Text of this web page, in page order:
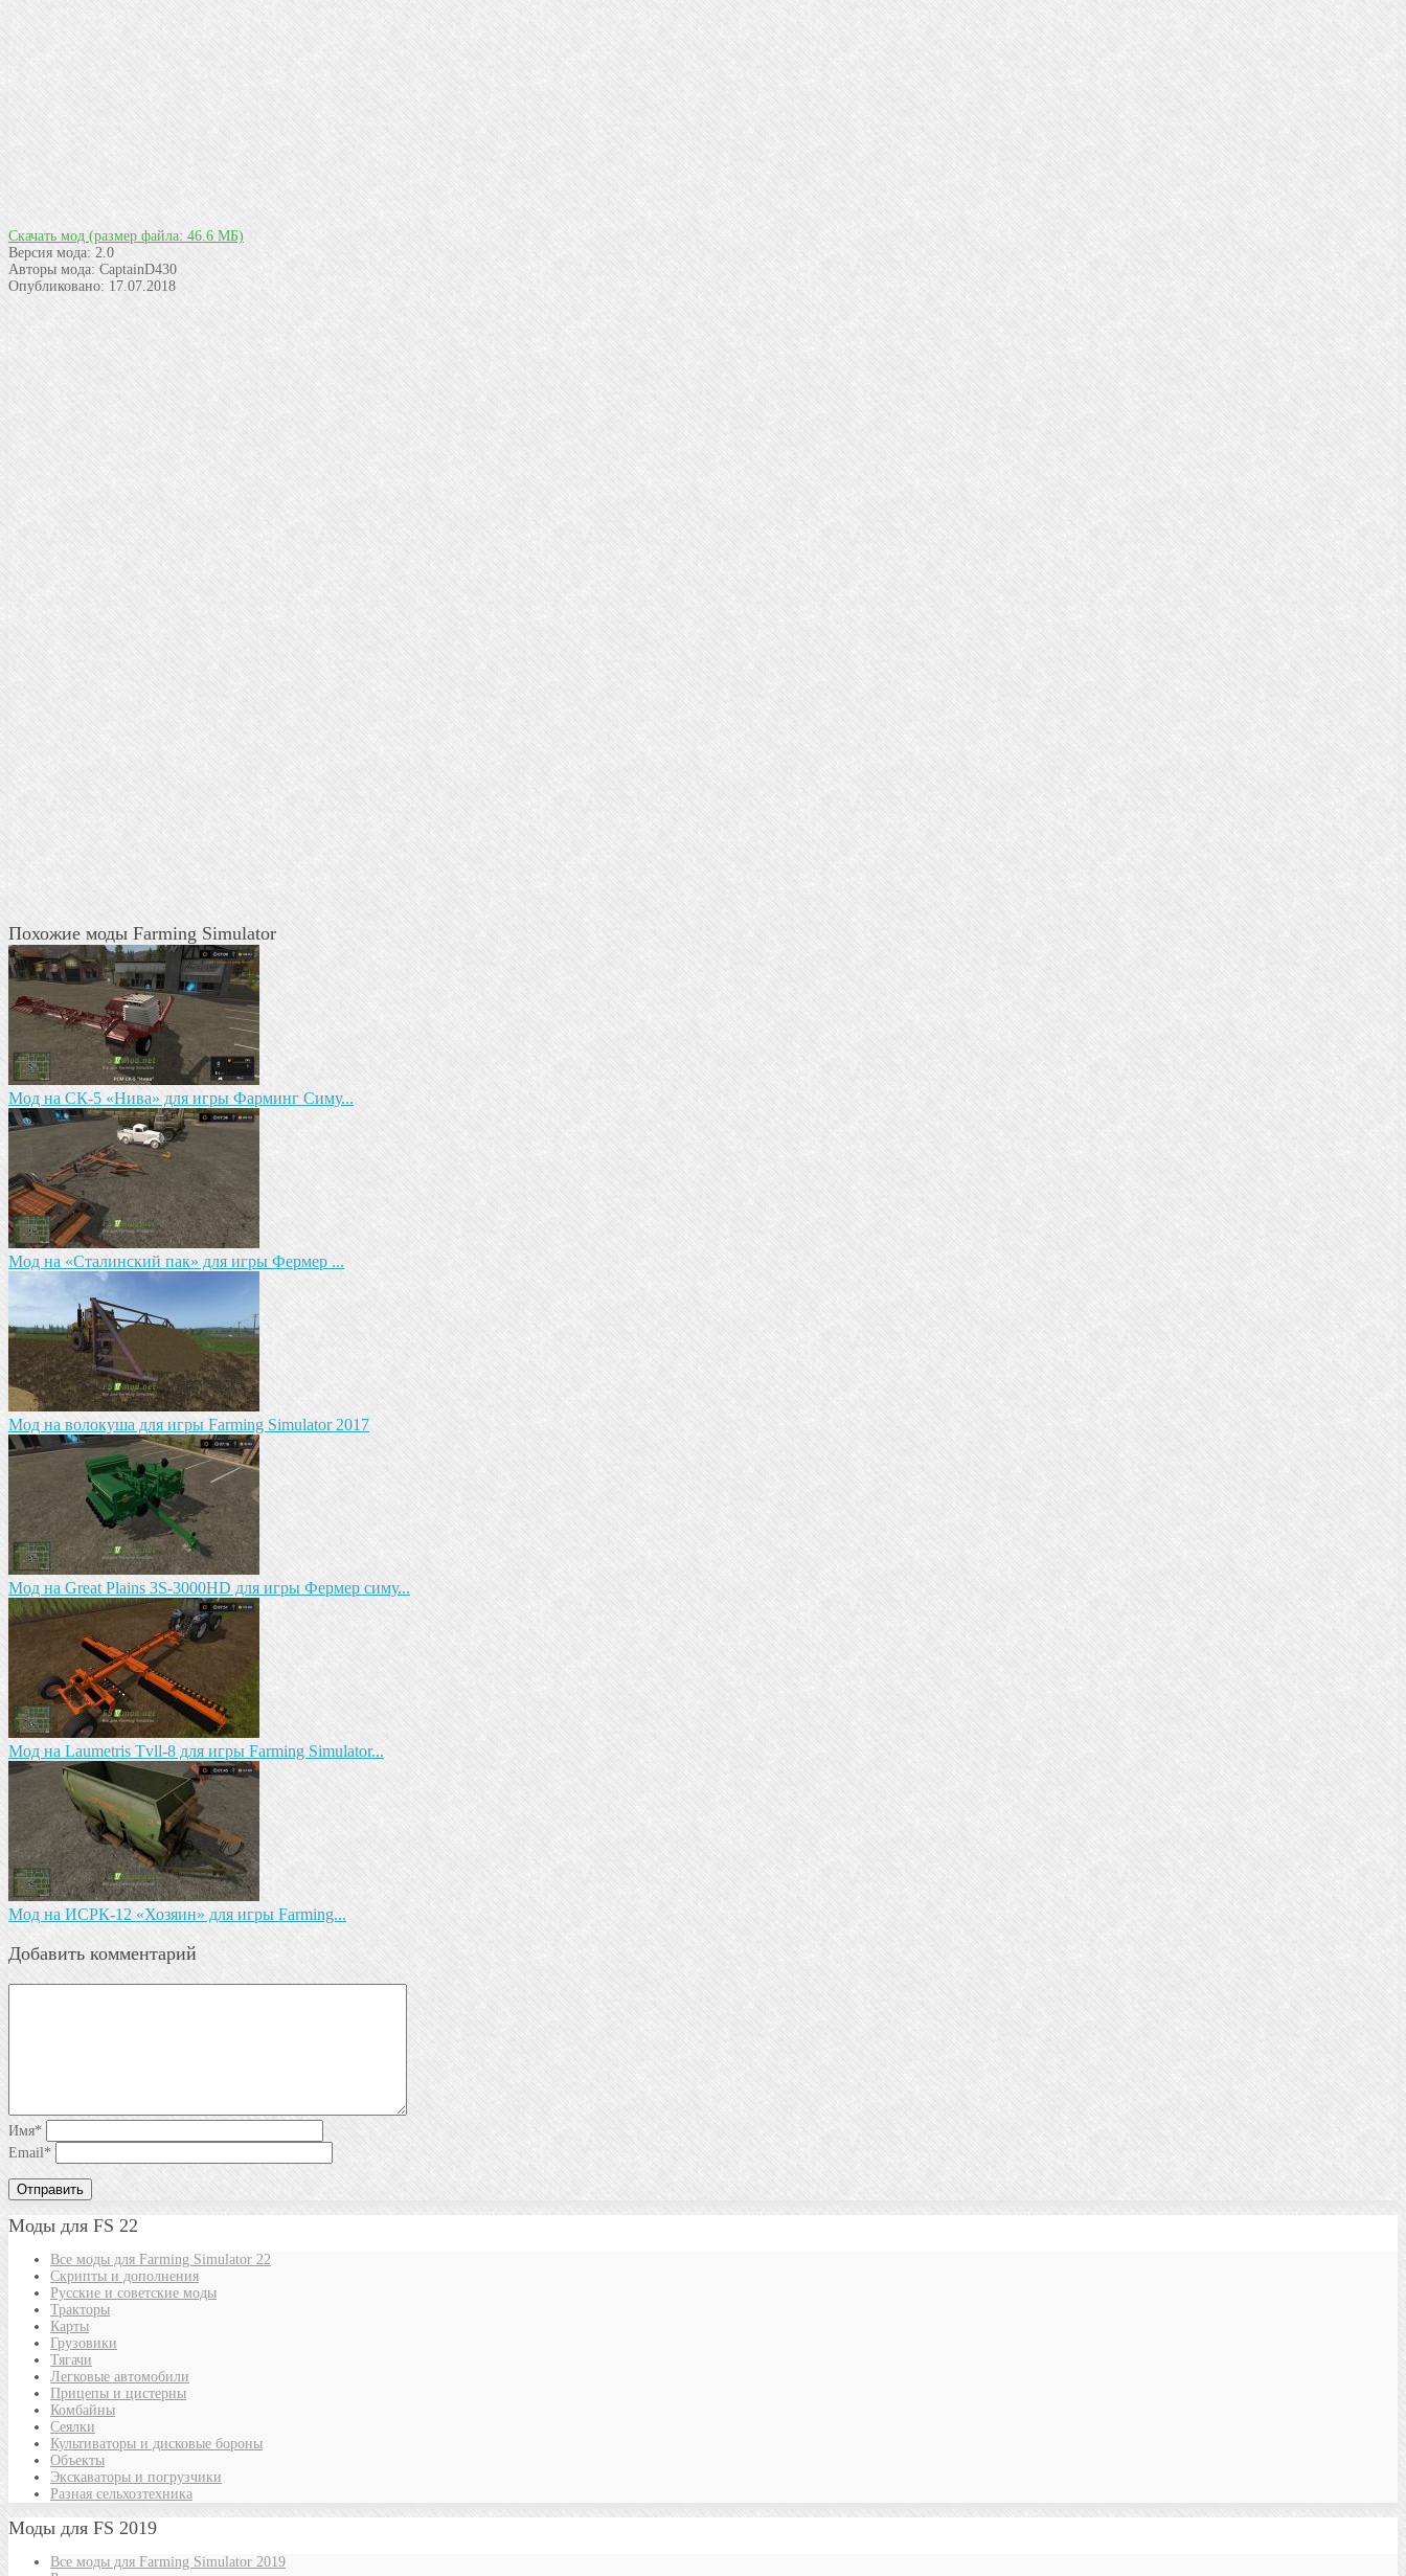
Скачать мод (размер файла: 46.6 МБ)
Версия мода:2.0
Авторы мода: CaptainD430
Опубликовано: 17.07.2018
Похожие моды Farming Simulator
Mод на СК-5 «Нива» для игры Фарминг Симу...
Мод на «Сталинский пак» для игры Фермер ...
Мод на волокуша для игры Farming Simulator 2017
Мод на Great Plains 3S-3000HD для игры Фермер симу...
Мод на Laumetris Tvll-8 для игры Farming Simulator...
Мод на ИСРК-12 «Хозяин» для игры Farming...
Добавить комментарий
Имя*
Email*
Моды для FS 22
Все моды для Farming Simulator 22
Скрипты и дополнения
Русские и советские моды
Тракторы
Карты
Грузовики
Тягачи
Легковые автомобили
Прицепы и цистерны
Комбайны
Сеялки
Культиваторы и дисковые бороны
Объекты
Экскаваторы и погрузчики
Разная сельхозтехника
Моды для FS 2019
Все моды для Farming Simulator 2019